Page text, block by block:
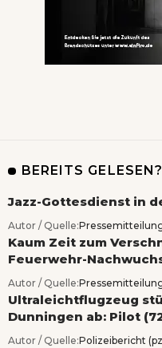
BEREITS GELESEN?
Jazz-Gottesdienst in
Autor / Quelle:
Kaum Zeit zum
Feuerwehr-
Autor / Quelle:
Ultraleichtflugzeug
Dunningen ab: Pilot
Autor / Quelle:Polizeibericht